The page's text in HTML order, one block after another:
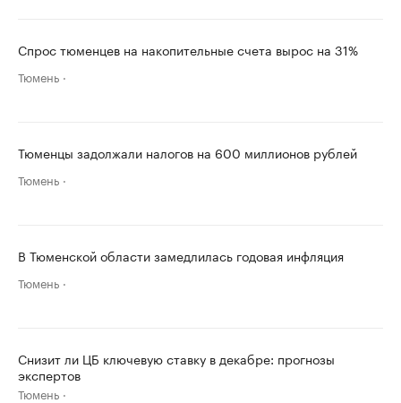
Спрос тюменцев на накопительные счета вырос на 31%
Тюмень
Тюменцы задолжали налогов на 600 миллионов рублей
Тюмень
В Тюменской области замедлилась годовая инфляция
Тюмень
Снизит ли ЦБ ключевую ставку в декабре: прогнозы
экспертов
Тюмень